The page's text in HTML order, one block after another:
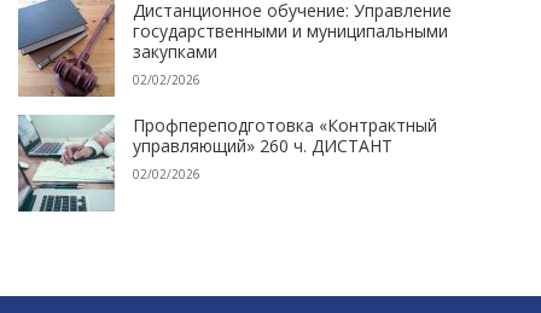
Дистанционное обучение: Управление
государственными и муниципальными
закупками
02/02/2026
Профпереподготовка «Контрактный
управляющий» 260 ч. ДИСТАНТ
02/02/2026